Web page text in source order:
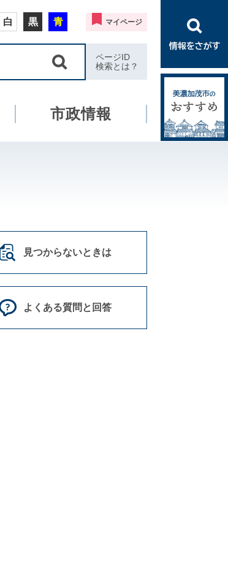
白 黒 青 マイページ
ページID
検索とは？
市政情報
見つからないときは
よくある質問と回答